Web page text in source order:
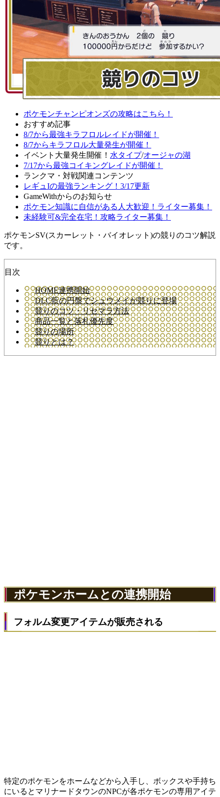
ポケモンチャンピオンズの攻略はこちら！
おすすめ記事
8/7から最強キラフロルレイドが開催！
8/7からキラフロル大量発生が開催！
イベント大量発生開催！ 水タイプ/オージャの湖
7/17から最強コイキングレイドが開催！
ランクマ・対戦関連コンテンツ
レギュIの最強ランキング！3/17更新
GameWithからのお知らせ
ポケモン知識に自信がある人大歓迎！ライター募集！
未経験可&完全在宅！攻略ライター募集！
ポケモンSV(スカーレット・バイオレット)の競りのコツ解説
です。
目次
HOME連携開始
DLC藍の円盤でシュウメイが競りに登場
競りのコツ・リセマラ方法
商品一覧と落札優先度
競りの場所
競りとは？
ポケモンホームとの連携開始
フォルム変更アイテムが販売される
特定のポケモンをホームなどから入手し、ボックスや手持ち
にいるとマリナードタウンのNPCが各ポケモンの専用アイテ